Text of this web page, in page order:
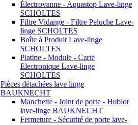
Électrovanne - Aquastop Lave-linge
SCHOLTES
Filtre Vidange - Filtre Peluche Lave-
linge SCHOLTES
Boîte à Produit Lave-linge
SCHOLTES
Platine - Module - Carte
Electronique Lave-linge
SCHOLTES
Pièces détachées lave linge
BAUKNECHT
Manchette - Joint de porte - Hublot
lave-linge BAUKNECHT
Fermeture - Sécurité de porte lave-